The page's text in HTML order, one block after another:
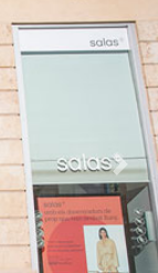
Next